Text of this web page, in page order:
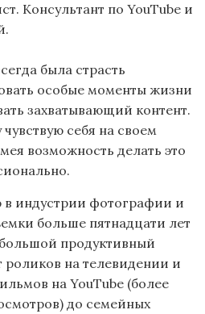
Консультант по YouTube и
была страсть
особые моменты жизни
захватывающий контент.
себя на своем
возможность делать это
в индустрии фотографии и
больше пятнадцати лет
продуктивный
роликов на телевидении и
на YouTube (более
до семейных